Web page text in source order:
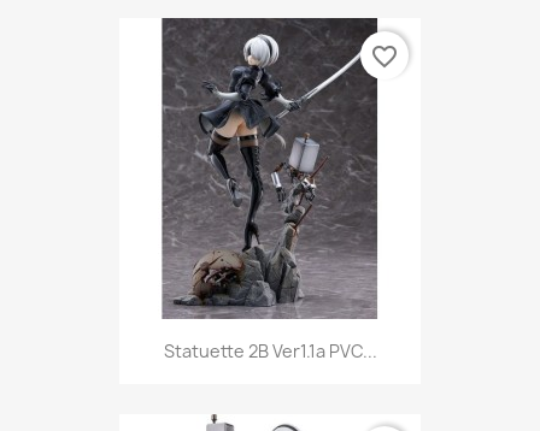
Statuette 2B Ver1.1a PVC...
favorite_border